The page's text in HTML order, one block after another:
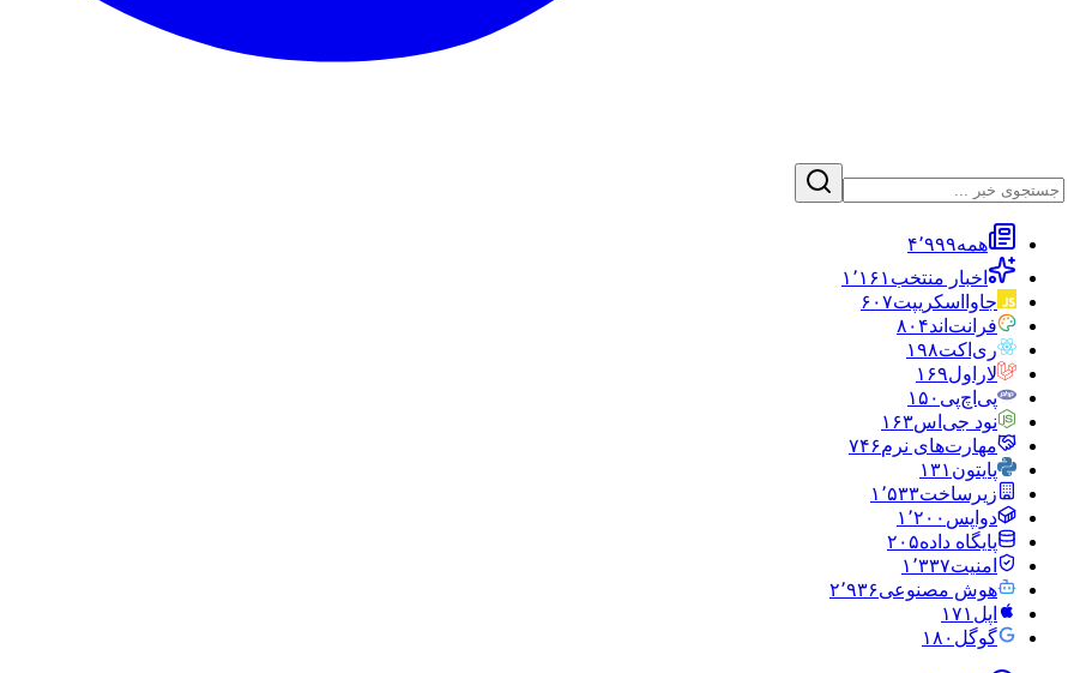
همه۴٬۹۹۹
اخبار منتخب ۱٬۱۶۱
جاوااسکریپت۶۰۷
فرانت‌اند۸۰۴
ری‌اکت۱۹۸
لاراول۱۶۹
پی‌اچ‌پی ۱۵۰
نود جی‌اس۱۶۳
مهارت‌های نرم۷۴۶
پایتون ۱۳۱
زیرساخت۱٬۵۳۳
دواپس ۱٬۲۰۰
پایگاه داده۲۰۵
امنیت۱٬۳۳۷
هوش مصنوعی۲٬۹۳۶
اپل ۱۷۱
گوگل ۱۸۰